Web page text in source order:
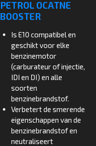
PETROL OCATNE
BOOSTER
Is E10 compatibel en
geschikt voor elke
benzinemotor
(carburateur of injectie,
IDI en DI) en alle
soorten
benzinebrandstof.
Verbetert de smerende
eigenschappen van de
benzinebrandstof en
neutraliseert